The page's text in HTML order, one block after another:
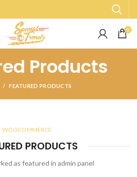
0
Products
FEATURED PRODUCTS
WOOCOMMERCE
PRODUCTS
as featured in admin panel